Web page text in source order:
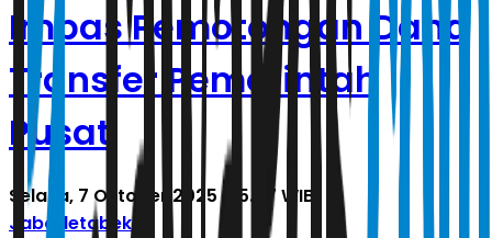
Imbas Pemotongan Dana
Transfer Pemerintah
Pusat
Selasa, 7 Oktober 2025 | 15.07 WIB
Jabodetabek